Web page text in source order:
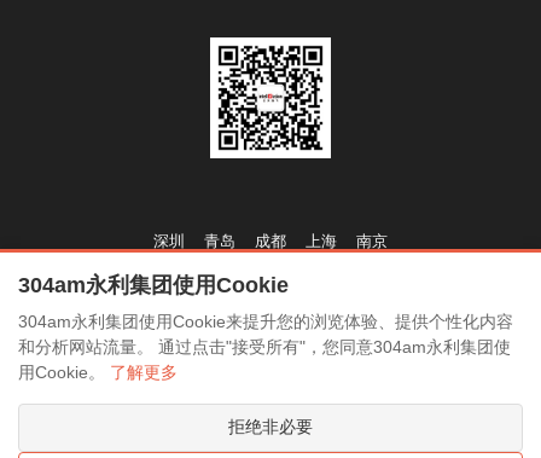
深圳 青岛 成都 上海 南京
简历投送：www.304am.com
官网网址：
304am永利集团使用Cookie
304am永利集团使用Cookie来提升您的浏览体验、提供个性化内容
和分析网站流量。 通过点击"接受所有"，您同意304am永利集团使
用Cookie。 了解更多
拒绝非必要